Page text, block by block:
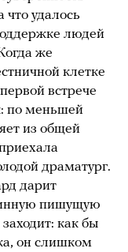
что удалось
людей
же
клетке
встрече
по меньшей
из общей
драматург.
дарит
пишущую
как бы
он слишком